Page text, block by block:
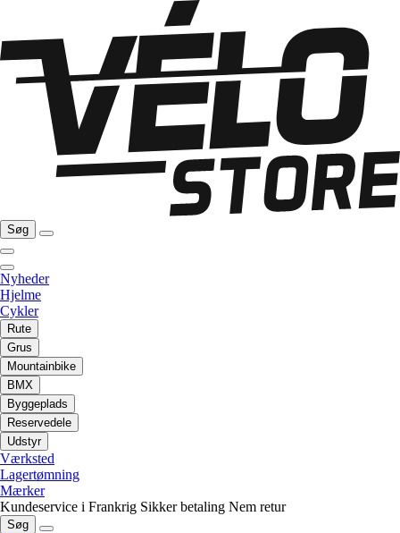
Søg
Nyheder
Hjelme
Cykler
Rute
Grus
Mountainbike
BMX
Byggeplads
Reservedele
Udstyr
Værksted
Lagertømning
Mærker
Kundeservice i Frankrig Sikker betaling Nem retur
Søg